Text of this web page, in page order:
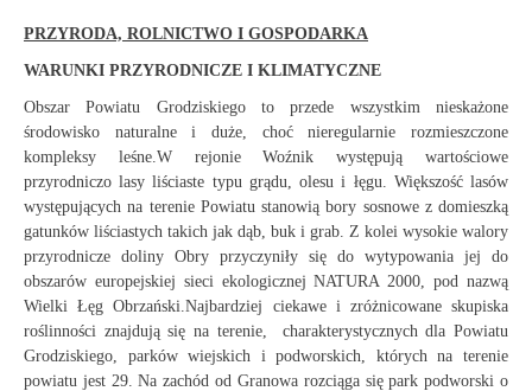
PRZYRODA, ROLNICTWO I GOSPODARKA
WARUNKI PRZYRODNICZE I KLIMATYCZNE
Obszar Powiatu Grodziskiego to przede wszystkim nieskażone
środowisko naturalne i duże, choć nieregularnie rozmieszczone
kompleksy leśne.W rejonie Woźnik występują wartościowe
przyrodniczo lasy liściaste typu grądu, olesu i łęgu. Większość lasów
występujących na terenie Powiatu stanowią bory sosnowe z domieszką
gatunków liściastych takich jak dąb, buk i grab. Z kolei wysokie walory
przyrodnicze doliny Obry przyczyniły się do wytypowania jej do
obszarów europejskiej sieci ekologicznej NATURA 2000, pod nazwą
Wielki Łęg Obrzański.Najbardziej ciekawe i zróżnicowane skupiska
roślinności znajdują się na terenie, charakterystycznych dla Powiatu
Grodziskiego, parków wiejskich i podworskich, których na terenie
powiatu jest 29. Na zachód od Granowa rozciąga się park podworski o